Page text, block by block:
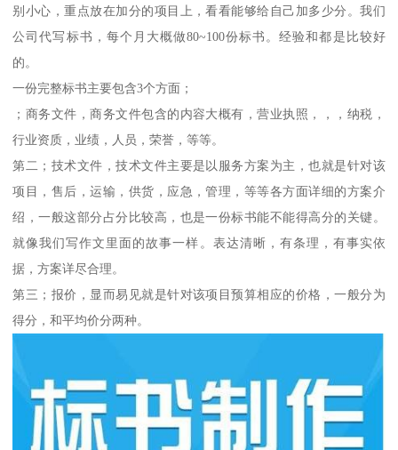
别小心，重点放在加分的项目上，看看能够给自己加多少分。我们
公司代写标书，每个月大概做80~100份标书。经验和都是比较好
的。
一份完整标书主要包含3个方面；
；商务文件，商务文件包含的内容大概有，营业执照，，，纳税，
行业资质，业绩，人员，荣誉，等等。
第二；技术文件，技术文件主要是以服务方案为主，也就是针对该
项目，售后，运输，供货，应急，管理，等等各方面详细的方案介
绍，一般这部分占分比较高，也是一份标书能不能得高分的关键。
就像我们写作文里面的故事一样。表达清晰，有条理，有事实依
据，方案详尽合理。
第三；报价，显而易见就是针对该项目预算相应的价格，一般分为
得分，和平均价分两种。